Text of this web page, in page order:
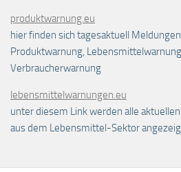
produktwarnung.eu
hier finden sich tagesaktuell
Produktwarnung,
Verbraucherwarnung
lebensmittelwarnungen.eu
unter diesem Link werden alle
aus dem Lebensmittel-Sektor